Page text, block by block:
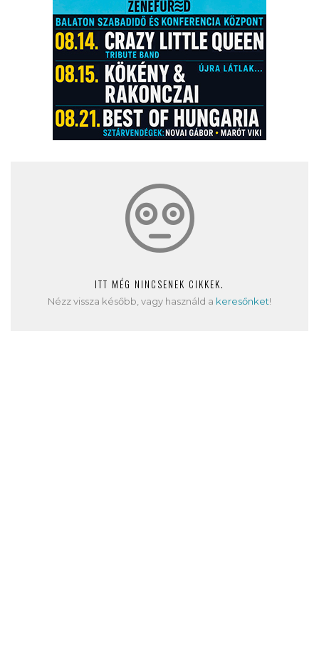
ITT MÉG NINCSENEK CIKKEK.
Nézz vissza később, vagy használd a keresőnket!